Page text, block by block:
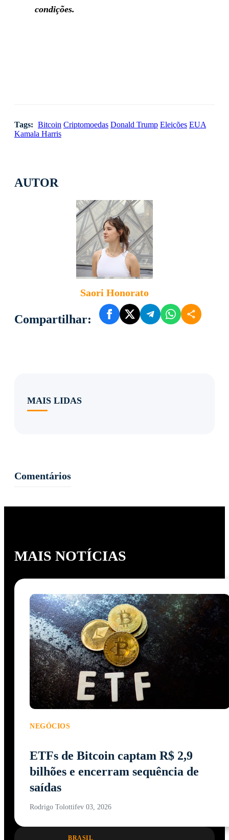
AUTOR
Saori Honorato
Compartilhar:
condições.
Tags: Bitcoin Criptomoedas Donald Trump Eleições EUA
Kamala Harris
MAIS LIDAS
Comentários
MAIS NOTÍCIAS
NEGÓCIOS
ETFs de Bitcoin captam R$ 2,9
bilhões e encerram sequência de
saídas
Rodrigo Tolottifev 03, 2026
BRASIL